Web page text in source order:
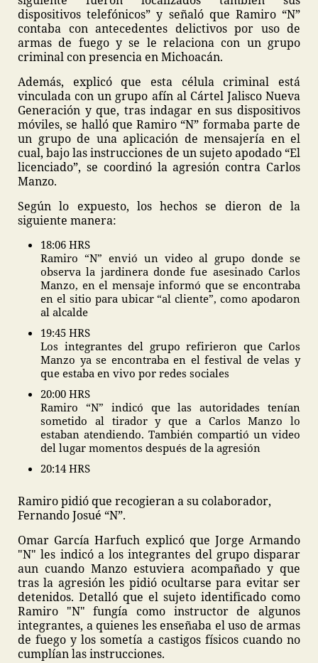
dispositivos telefónicos” y señaló que Ramiro “N”
contaba con antecedentes delictivos por uso de
armas de fuego y se le relaciona con un grupo
criminal con presencia en Michoacán.
Además, explicó que esta célula criminal está
vinculada con un grupo afín al Cártel Jalisco Nueva
Generación y que, tras indagar en sus dispositivos
móviles, se halló que Ramiro “N” formaba parte de
un grupo de una aplicación de mensajería en el
cual, bajo las instrucciones de un sujeto apodado “El
licenciado”, se coordinó la agresión contra Carlos
Manzo.
Según lo expuesto, los hechos se dieron de la
siguiente manera:
18:06 HRS
Ramiro “N” envió un video al grupo donde se
observa la jardinera donde fue asesinado Carlos
Manzo, en el mensaje informó que se encontraba
en el sitio para ubicar “al cliente”, como apodaron
al alcalde
19:45 HRS
Los integrantes del grupo refirieron que Carlos
Manzo ya se encontraba en el festival de velas y
que estaba en vivo por redes sociales
20:00 HRS
Ramiro “N” indicó que las autoridades tenían
sometido al tirador y que a Carlos Manzo lo
estaban atendiendo. También compartió un video
del lugar momentos después de la agresión
20:14 HRS
Ramiro pidió que recogieran a su colaborador,
Fernando Josué “N”.
Omar García Harfuch explicó que Jorge Armando
"N" les indicó a los integrantes del grupo disparar
aun cuando Manzo estuviera acompañado y que
tras la agresión les pidió ocultarse para evitar ser
detenidos. Detalló que el sujeto identificado como
Ramiro "N" fungía como instructor de algunos
integrantes, a quienes les enseñaba el uso de armas
de fuego y los sometía a castigos físicos cuando no
cumplían las instrucciones.